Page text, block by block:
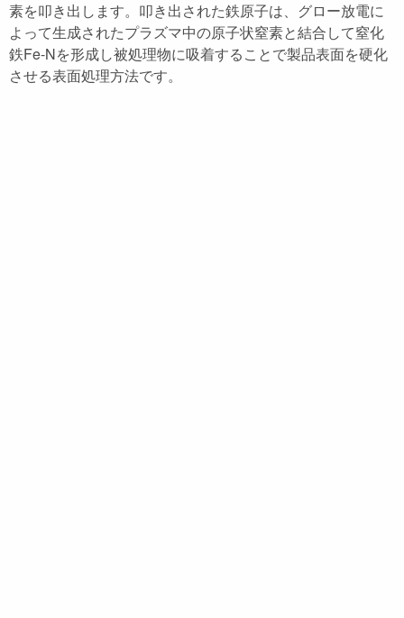
素を叩き出します。叩き出された鉄原子は、グロー放電に
よって生成されたプラズマ中の原子状窒素と結合して窒化
鉄Fe-Nを形成し被処理物に吸着することで製品表面を硬化
させる表面処理方法です。